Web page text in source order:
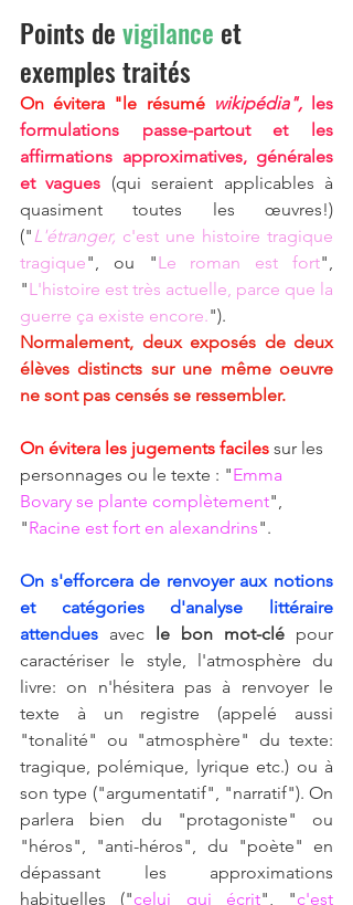
Points de vigilance et
exemples traités
On évitera "le résumé wikipédia", les
formulations passe-partout et les
affirmations approximatives, générales
et vagues (qui seraient applicables à
quasiment toutes les œuvres!)
("L'étranger, c'est une histoire tragique
tragique", ou "Le roman est fort",
"L'histoire est très actuelle, parce que la
guerre ça existe encore.").
Normalement, deux exposés de deux
élèves distincts sur une même oeuvre
ne sont pas censés se ressembler.
On évitera les jugements faciles sur les
personnages ou le texte : "Emma
Bovary se plante complètement",
"Racine est fort en alexandrins".
On s'efforcera de renvoyer aux notions
et catégories d'analyse littéraire
attendues avec le bon mot-clé pour
caractériser le style, l'atmosphère du
livre: on n'hésitera pas à renvoyer le
texte à un registre (appelé aussi
"tonalité" ou "atmosphère" du texte:
tragique, polémique, lyrique etc.) ou à
son type ("argumentatif", "narratif"). On
parlera bien du "protagoniste" ou
"héros", "anti-héros", du "poète" en
dépassant les approximations
habituelles ("celui qui écrit", "c'est